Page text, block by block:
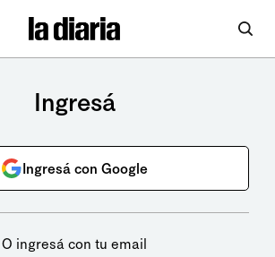
Ingresá
Ingresá con Google
O ingresá con tu email